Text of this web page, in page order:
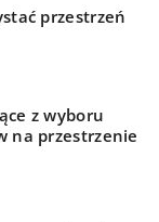
przestrzeń
z wyboru
na przestrzenie